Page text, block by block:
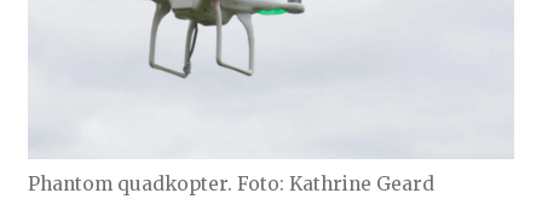
Phantom quadkopter. Foto: Kathrine Geard